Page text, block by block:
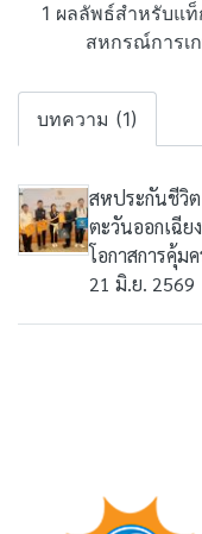
1 ผลลัพธ์สำหรับแ
สหกรณ์การเ
บทความ (1)
สหประกันชีวิ
ตะวันออกเฉีย
โอกาสการคุ้ม
21 มิ.ย. 2569